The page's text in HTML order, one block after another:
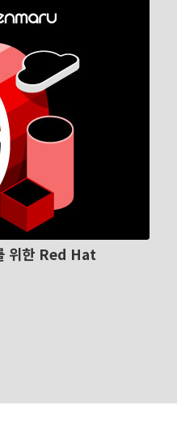
위한 Red Hat